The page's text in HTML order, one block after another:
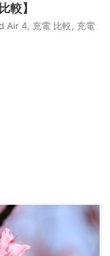
較】
Air 4 充電 比較
充電